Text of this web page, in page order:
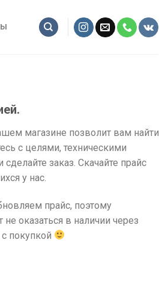
магазине позволит вам найти
с целями, техническими
заказ. Скачайте прайс
у нас.
прайс, поэтому
оказаться в наличии через
покупкой